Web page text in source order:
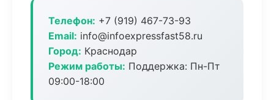
Телефон: +7 (919) 467-73-93
Email: info@infoexpressfast58.ru
Город: Краснодар
Режим работы: Поддержка: Пн-Пт
09:00-18:00